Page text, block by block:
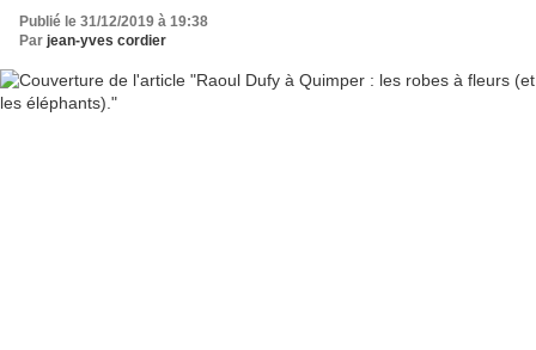
Publié le 31/12/2019 à 19:38
Par jean-yves cordier